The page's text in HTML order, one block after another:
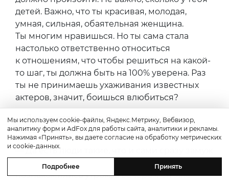
детей. Важно, что ты красивая, молодая,
умная, сильная, обаятельная женщина.
Ты многим нравишься. Но ты сама стала
настолько ответственно относиться
к отношениям, что чтобы решиться на какой-
то шаг, ты должна быть на 100% уверена. Раз
ты не принимаешь ухаживания известных
актеров, значит, боишься влюбиться?
— Да нет, страха нет. И нет такого, что
на свидание не пойду — только сразу в ЗАГС.
— Да есть люди такие, что и сами сразу замуж
позовут. Вот мой муж: мы с ним
познакомились утром, а вечером он мне
Мы используем cookie-файлы, Яндекс.Метрику, Вебвизор,
аналитику форм и AdFox для работы сайта, аналитики и рекламы.
Нажимая «Принять», вы даете согласие на обработку метрических
и cookie-данных.
Подробнее Принять